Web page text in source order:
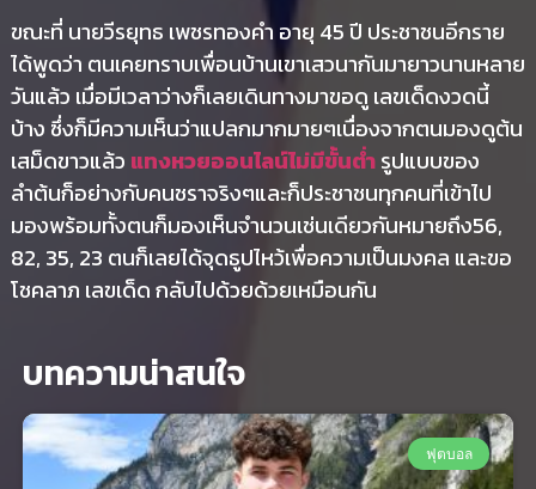
ขณะที่ นายวีรยุทธ เพชรทองคำ อายุ 45 ปี ประชาชนอีกราย
ได้พูดว่า ตนเคยทราบเพื่อนบ้านเขาเสวนากันมายาวนานหลาย
วันแล้ว เมื่อมีเวลาว่างก็เลยเดินทางมาขอดู เลขเด็ดงวดนี้
บ้าง ซึ่งก็มีความเห็นว่าแปลกมากมายๆเนื่องจากตนมองดูต้น
เสม็ดขาวแล้ว แทงหวยออนไลน์ไม่มีขั้นต่ำรูปแบบของ
ลำต้นก็อย่างกับคนชราจริงๆและก็ประชาชนทุกคนที่เข้าไป
มองพร้อมทั้งตนก็มองเห็นจำนวนเช่นเดียวกันหมายถึง56,
82, 35, 23 ตนก็เลยได้จุดธูปไหว้เพื่อความเป็นมงคล และขอ
โชคลาภ เลขเด็ด กลับไปด้วยด้วยเหมือนกัน
บทความน่าสนใจ
ฟุตบอล